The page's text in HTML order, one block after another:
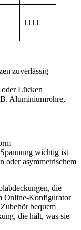
€€€€
zuverlässig
Lücken
Aluminiumrohre,
wichtig ist
oder asymmetrischem
die
Online-Konfigurator
bequem
die hält, was sie